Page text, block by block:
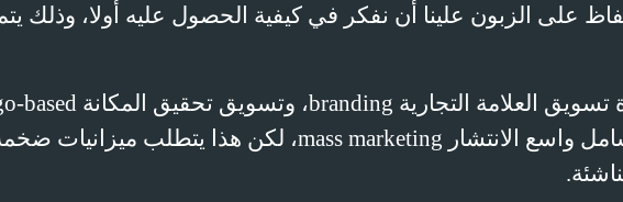
على الزبون علينا أن نفكر في كيفية الحصول عليه أولا، وذلك
العلامة التجارية branding، وتسويق تحقيق المكانةbased
واسع الانتشار mass marketing، لكن هذا يتطلب ميزانيات